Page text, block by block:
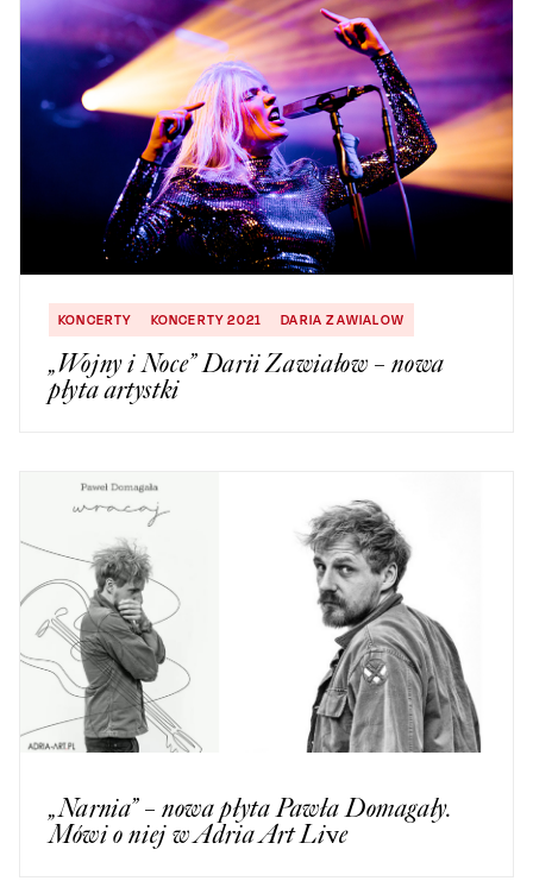
KONCERTY KONCERTY 2021 DARIA ZAWIALOW
„Wojny i Noce” Darii Zawiałow – nowa
płyta artystki
„Narnia” – nowa płyta Pawła Domagały.
Mówi o niej w Adria Art Live